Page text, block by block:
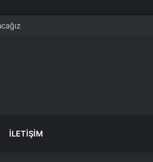
İLETIŞIM